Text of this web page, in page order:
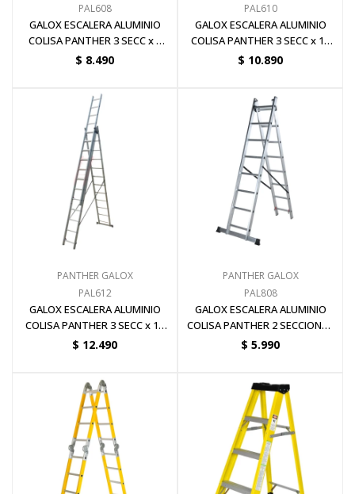
PAL608
GALOX ESCALERA ALUMINIO
COLISA PANTHER 3 SECC x 8
ESC
$ 8.490
PAL610
GALOX ESCALERA ALUMINIO
COLISA PANTHER 3 SECC x 10
ESC
$ 10.890
PANTHER GALOX
PAL612
GALOX ESCALERA ALUMINIO
COLISA PANTHER 3 SECC x 12
ESC
$ 12.490
PANTHER GALOX
PAL808
GALOX ESCALERA ALUMINIO
COLISA PANTHER 2 SECCIONES
x 8 ESCALONES
$ 5.990